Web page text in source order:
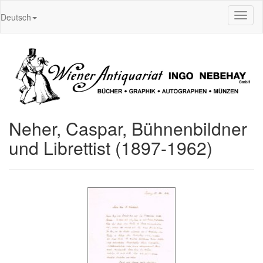
Deutsch
Neher, Caspar, Bühnenbildner
und Librettist (1897-1962)